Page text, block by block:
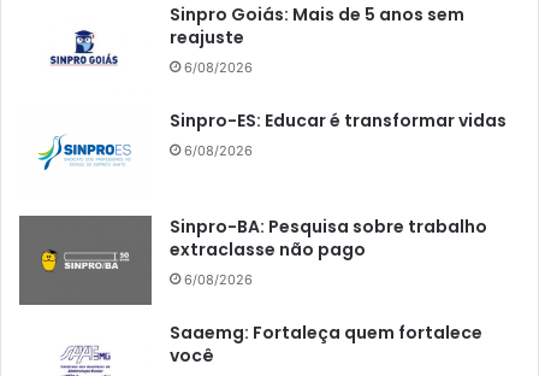
Sinpro Goiás: Mais de 5 anos sem
reajuste
6/08/2026
Sinpro-ES: Educar é transformar vidas
6/08/2026
Sinpro-BA: Pesquisa sobre trabalho
extraclasse não pago
6/08/2026
Saaemg: Fortaleça quem fortalece
você